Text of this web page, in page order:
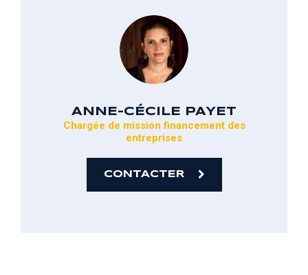
ANNE-CÉCILE PAYET
Chargée de mission financement des
entreprises
CONTACTER